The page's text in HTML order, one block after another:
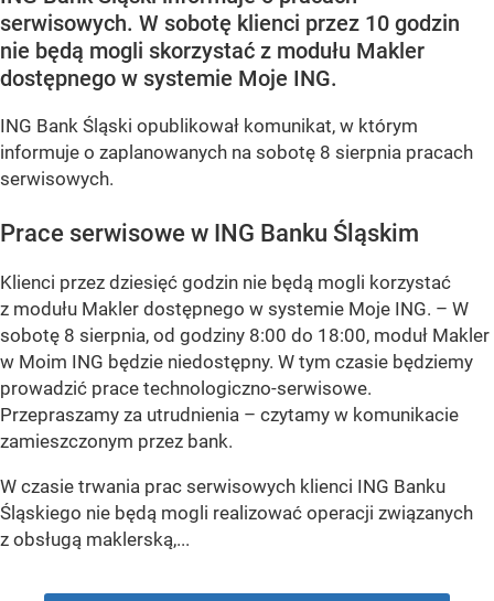
serwisowych. W sobotę klienci przez 10 godzin
nie będą mogli skorzystać z modułu Makler
dostępnego w systemie Moje ING.
ING Bank Śląski opublikował komunikat, w którym
informuje o zaplanowanych na sobotę 8 sierpnia pracach
serwisowych.
Prace serwisowe w ING Banku Śląskim
Klienci przez dziesięć godzin nie będą mogli korzystać
z modułu Makler dostępnego w systemie Moje ING. – W
sobotę 8 sierpnia, od godziny 8:00 do 18:00, moduł Makler
w Moim ING będzie niedostępny. W tym czasie będziemy
prowadzić prace technologiczno-serwisowe.
Przepraszamy za utrudnienia – czytamy w komunikacie
zamieszczonym przez bank.
W czasie trwania prac serwisowych klienci ING Banku
Śląskiego nie będą mogli realizować operacji związanych
z obsługą maklerską,...